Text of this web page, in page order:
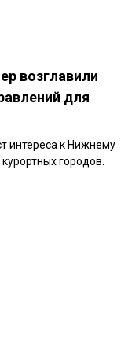
возглавили
для
интереса к Нижнему
городов.